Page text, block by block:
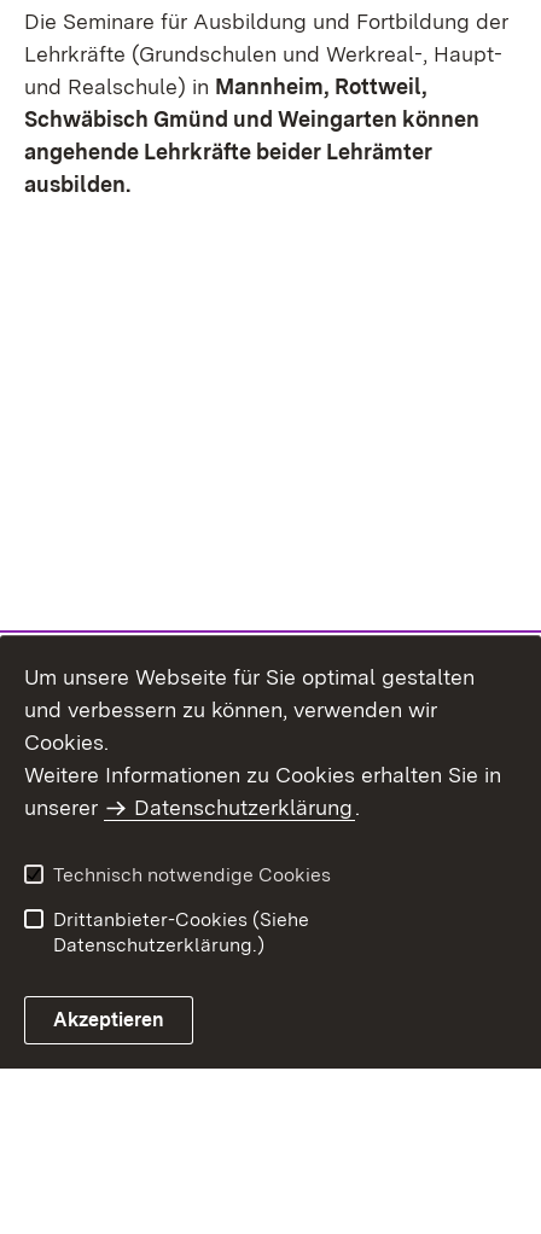
Die Seminare für Ausbildung und Fortbildung der
Lehrkräfte (Grundschulen und Werkreal-, Haupt-
und Realschule) in Mannheim, Rottweil,
Schwäbisch Gmünd und Weingarten können
angehende Lehrkräfte beider Lehrämter
ausbilden.
Benutzungshinweise
Erklärung zur
Um unsere Webseite für Sie optimal gestalten
und verbessern zu können, verwenden wir
Cookies.
Weitere Informationen zu Cookies erhalten Sie in
unserer
Datenschutzerklärung.
Technisch notwendige Cookies
Drittanbieter-Cookies (Siehe
Datenschutzerklärung.)
Akzeptieren